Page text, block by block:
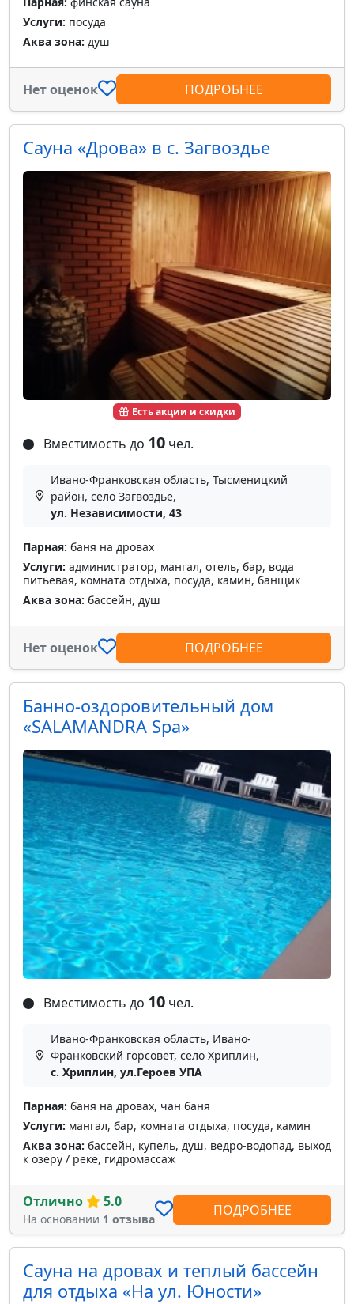
Услуги: посуда
Аква зона: душ
Нет оценок ПОДРОБНЕЕ
Есть акции и скидки
Сауна «Дрова» в с. Загвоздье
Вместимость до 10 чел.
Ивано-Франковская область, Тысменицкий
район, село Загвоздье,
ул. Независимости, 43
Парная: баня на дровах
Услуги: администратор, мангал, отель, бар, вода
питьевая, комната отдыха, посуда, камин, банщик
Аква зона: бассейн, душ
Нет оценок ПОДРОБНЕЕ
Банно-оздоровительный дом
«SALAMANDRA Spa»
Вместимость до 10 чел.
Ивано-Франковская область, Ивано-
Франковский горсовет, село Хриплин,
с. Хриплин, ул.Героев УПА
Парная: баня на дровах, чан баня
Услуги: мангал, бар, комната отдыха, посуда, камин
Аква зона: бассейн, купель, душ, ведро-водопад, выход
к озеру / реке, гидромассаж
Отлично 5.0
На основании 1 отзыва
ПОДРОБНЕЕ
Сауна на дровах и теплый бассейн
для отдыха «На ул. Юности»